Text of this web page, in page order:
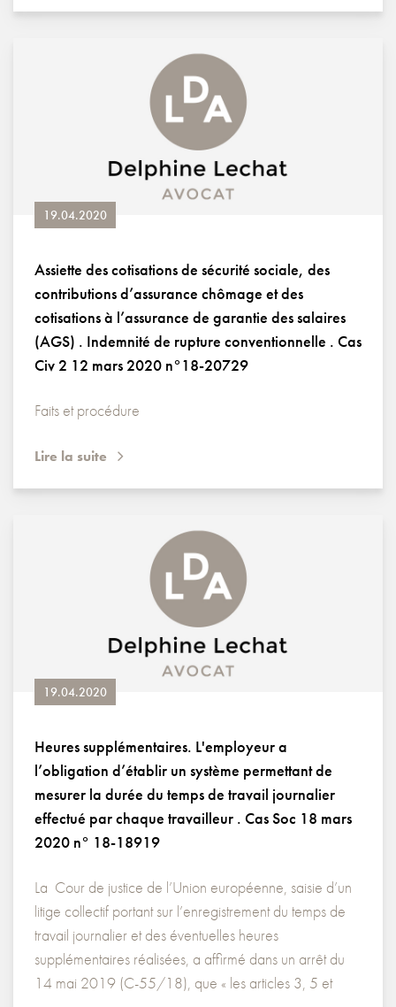
19.04.2020
Assiette des cotisations de sécurité sociale, des
contributions d’assurance chômage et des
cotisations à l’assurance de garantie des salaires
(AGS) . Indemnité de rupture conventionnelle . Cas
Civ 2 12 mars 2020 n°18-20729
Faits et procédure
Lire la suite
19.04.2020
Heures supplémentaires. L'employeur a
l’obligation d’établir un système permettant de
mesurer la durée du temps de travail journalier
effectué par chaque travailleur . Cas Soc 18 mars
2020 n° 18-18919
La Cour de justice de l’Union européenne, saisie d’un
litige collectif portant sur l’enregistrement du temps de
travail journalier et des éventuelles heures
supplémentaires réalisées, a affirmé dans un arrêt du
14 mai 2019 (C-55/18), que « les articles 3, 5 et